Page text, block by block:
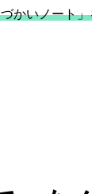
かいノート